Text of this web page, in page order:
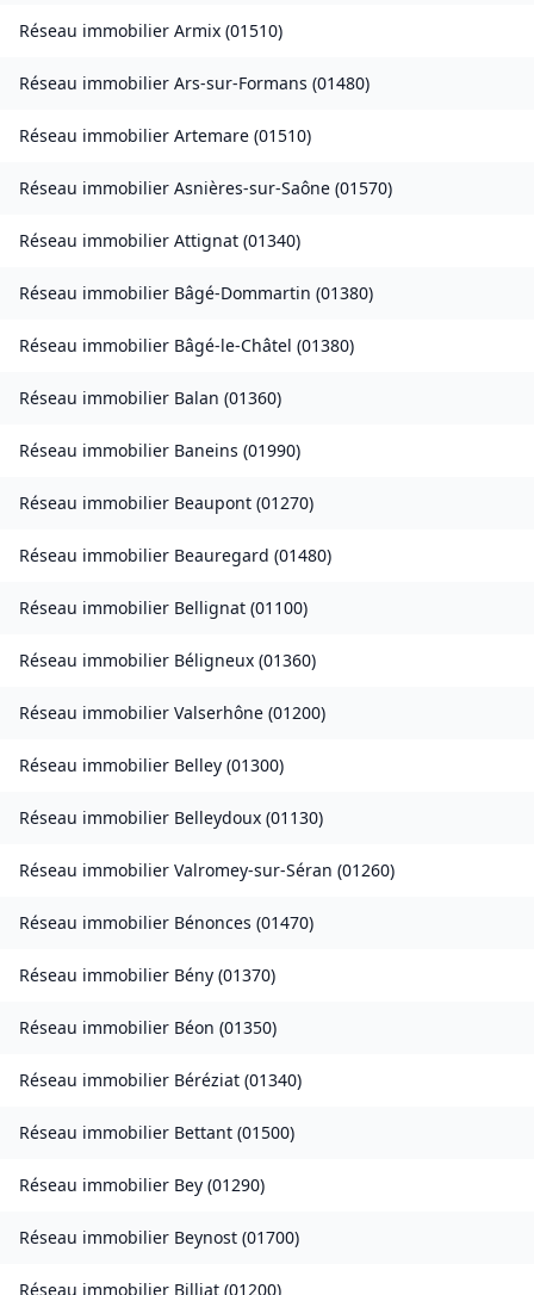
Réseau immobilier Armix (01510)
Réseau immobilier Ars-sur-Formans (01480)
Réseau immobilier Artemare (01510)
Réseau immobilier Asnières-sur-Saône (01570)
Réseau immobilier Attignat (01340)
Réseau immobilier Bâgé-Dommartin (01380)
Réseau immobilier Bâgé-le-Châtel (01380)
Réseau immobilier Balan (01360)
Réseau immobilier Baneins (01990)
Réseau immobilier Beaupont (01270)
Réseau immobilier Beauregard (01480)
Réseau immobilier Bellignat (01100)
Réseau immobilier Béligneux (01360)
Réseau immobilier Valserhône (01200)
Réseau immobilier Belley (01300)
Réseau immobilier Belleydoux (01130)
Réseau immobilier Valromey-sur-Séran (01260)
Réseau immobilier Bénonces (01470)
Réseau immobilier Bény (01370)
Réseau immobilier Béon (01350)
Réseau immobilier Béréziat (01340)
Réseau immobilier Bettant (01500)
Réseau immobilier Bey (01290)
Réseau immobilier Beynost (01700)
Réseau immobilier Billiat (01200)